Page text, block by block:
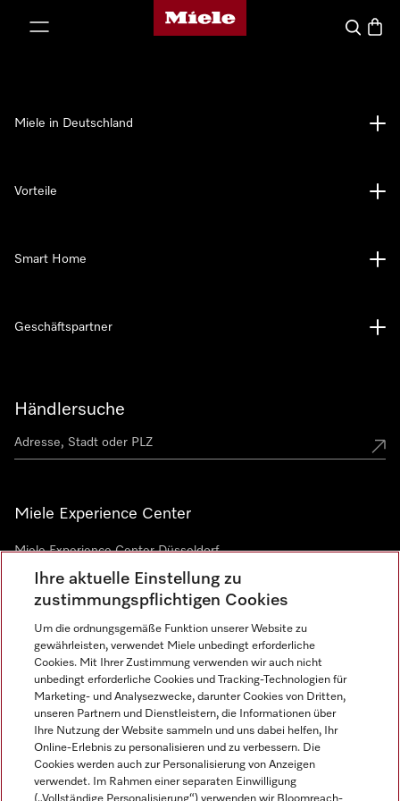
Miele-Homepage
Suche
Händlersuche
Miele Experience Center
Miele Experience Center Düsseldorf
Miele Experience Center Gütersloh
Newsletter
Miele in Deutschland
Vorteile
Smart Home
Geschäftspartner
Ihre aktuelle Einstellung zu
zustimmungspflichtigen Cookies
Um die ordnungsgemäße Funktion unserer Website zu
gewährleisten, verwendet Miele unbedingt erforderliche
Cookies. Mit Ihrer Zustimmung verwenden wir auch nicht
unbedingt erforderliche Cookies und Tracking-Technologien für
Marketing- und Analysezwecke, darunter Cookies von Dritten,
unseren Partnern und Dienstleistern, die Informationen über
Ihre Nutzung der Website sammeln und uns dabei helfen, Ihr
Online-Erlebnis zu personalisieren und zu verbessern. Die
Cookies werden auch zur Personalisierung von Anzeigen
verwendet. Im Rahmen einer separaten Einwilligung